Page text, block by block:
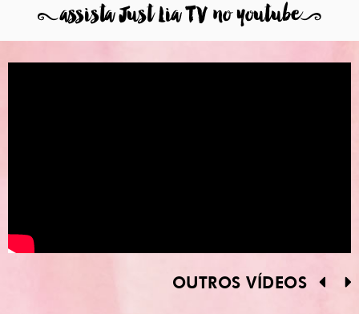
8assista Just Lia TV no youtube9
OUTROS VÍDEOS